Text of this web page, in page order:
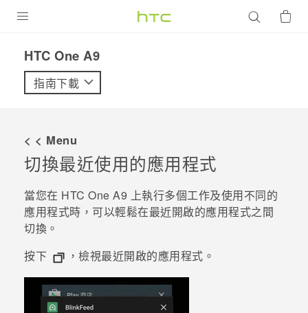
VIVE
優惠專區
企業採購
銷售通路
支援服務
VIVELAND
HTC One A9‎
指南下載
< < Menu
切換最近使用的應用程式
當您在 HTC One A9 上執行多個工作及使用不同的
應用程式時，可以輕鬆在最近開啟的應用程式之間
切換。
按下
，檢視最近開啟的應用程式。